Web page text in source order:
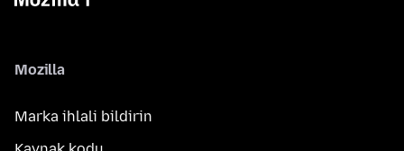
Mozilla
Marka ihlali bildirin